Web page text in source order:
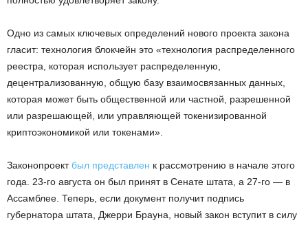
Одно из самых ключевых определений нового проекта закона
гласит: технология блокчейн это «технология распределенного
реестра, которая использует распределенную,
децентрализованную, общую базу взаимосвязанных данных,
которая может быть общественной или частной, разрешенной
или разрешающей, или управляющей токенизированной
криптоэкономикой или токенами».
Законопроектбыл представлен к рассмотрению в начале этого
года. 23-го августа он был принят в Сенате штата, а 27-го — в
Ассамблее. Теперь, если документ получит подпись
губернатора штата, Джерри Брауна, новый закон вступит в силу